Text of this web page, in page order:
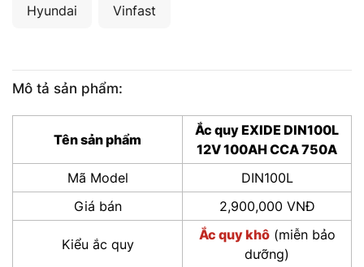
Hyundai Vinfast
Mô tả sản phẩm:
Tên sản phẩm
Ắc quy EXIDE DIN100L
12V 100AH CCA 750A
Mã Model
DIN100L
Giá bán
2,900,000 VNĐ
Kiểu ắc quy
Ắc quy khô(miễn bảo
dưỡng)